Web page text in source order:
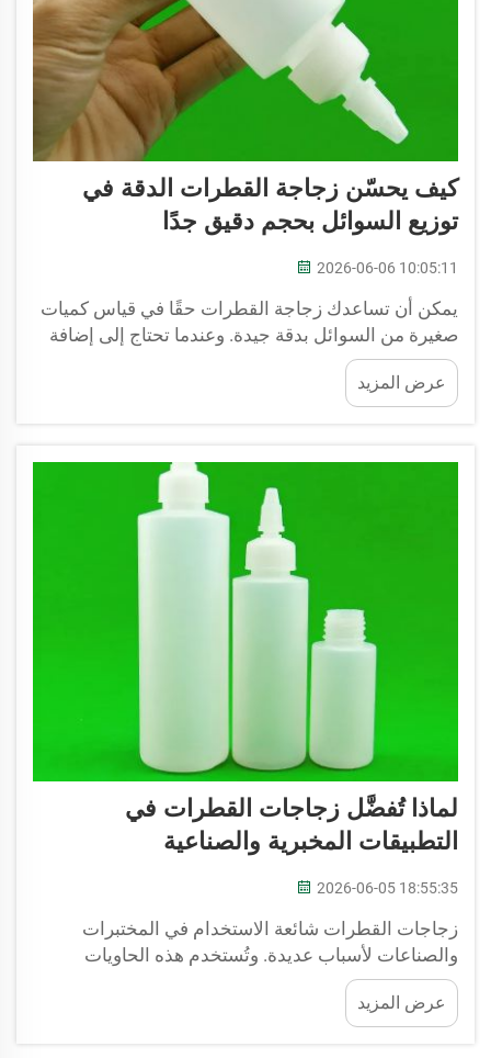
كيف يحسّن زجاجة القطرات الدقة في
توزيع السوائل بحجم دقيق جدًا
2026-06-06 10:05:11
يمكن أن تساعدك زجاجة القطرات حقًا في قياس كميات
صغيرة من السوائل بدقة جيدة. وعندما تحتاج إلى إضافة
بضع قطرات فقط إلى خليط ما أو على سطحٍ ما، تصبح
زجاجة القطرات صديقك المفضل. ويُسهّل التصميم
التحكم في كمية السائل الخارج منها.&...
عرض المزيد
لماذا تُفضَّل زجاجات القطرات في
التطبيقات المخبرية والصناعية
2026-06-05 18:55:35
زجاجات القطرات شائعة الاستخدام في المختبرات
والصناعات لأسباب عديدة. وتُستخدم هذه الحاويات
الصغيرة لحفظ السوائل، وتأتي مزودة بقطرات تتحكم في
كمية السائل الخارج منها. وهذا يساعد في بيئات مثل
المختبرات، حيث يضيف العلماء قطرة واحدة فقط من
عرض المزيد